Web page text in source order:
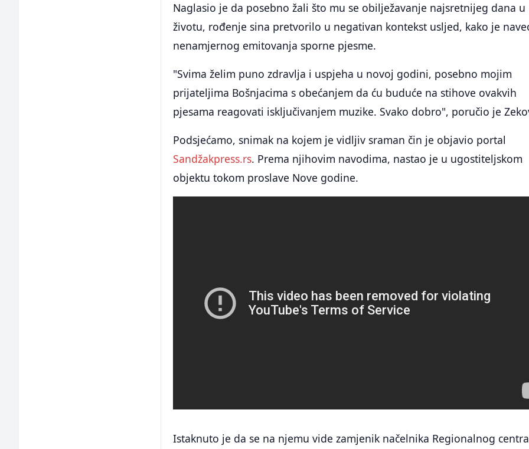
Naglasio je da posebno žali što mu se obilježavanje najsretnijeg dana u
životu, rođenje sina pretvorilo u negativan kontekst usljed, kako je
nenamjernog emitovanja sporne pjesme.
"Svima želim puno zdravlja i uspjeha u novoj godini, posebno mojim
prijateljima Bošnjacima s obećanjem da ću buduće na stihove ovakvih
pjesama reagovati isključivanjem muzike. Svako dobro", poručio je
Podsjećamo, snimak na kojem je vidljiv sraman čin je objavio portal
Sandžakpress.rs. Prema njihovim navodima, nastao je u ugostiteljskom
objektu tokom proslave Nove godine.
Istaknuto je da se na njemu vide zamjenik načelnika Regionalnog centra